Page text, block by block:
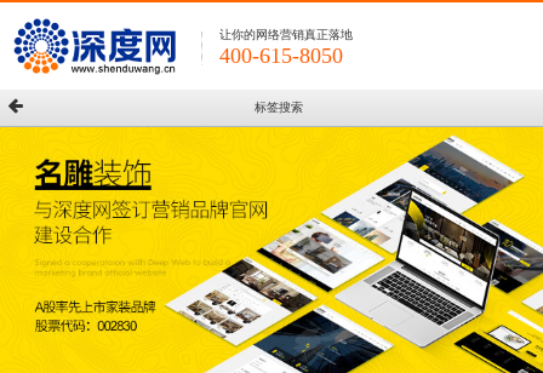
让你的网络营销真正落地
400-615-8050
标签搜索